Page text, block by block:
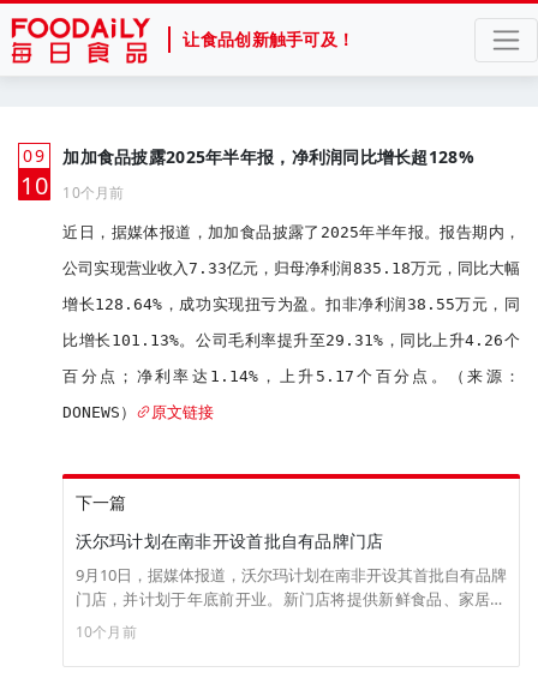
让食品创新触手可及！
09
月
10
加加食品披露2025年半年报，净利润同比增长超128%
10个月前
近日，据媒体报道，加加食品披露了2025年半年报。报告期内，
公司实现营业收入7.33亿元，归母净利润835.18万元，同比大幅
增长128.64%，成功实现扭亏为盈。扣非净利润38.55万元，同
比增长101.13%。公司毛利率提升至29.31%，同比上升4.26个
百分点；净利率达1.14%，上升5.17个百分点。（来源：
DONEWS）
原文链接
下一篇
沃尔玛计划在南非开设首批自有品牌门店
9月10日，据媒体报道，沃尔玛计划在南非开设其首批自有品牌
门店，并计划于年底前开业。新门店将提供新鲜食品、家居用
品、服装及科技产品。沃尔玛国际业务CEO Kathryn McLay表
示，此举将专注于低价产品线，同时与南非本地供应商合作。
（来源：DONEWS）
10个月前